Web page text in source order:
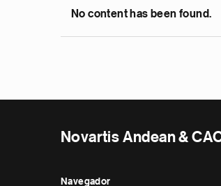
No content has been found.
Novartis Andean &
Navegador